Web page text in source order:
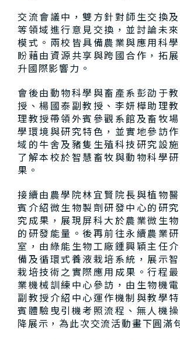
交流會議中，雙方針對師生交換
等領域進行意見交換，並討論未
模式。兩校皆具備農業與應用科
盼藉由資源共享與跨國合作，拓
升國際影響力。
會後由動物科學與畜產系彭劭于
授、楊國泰副教授、李妍樺助理
理教授帶領外賓參觀系館及畜牧
學環境與研究特色，並實地參訪
域的牛舍及豬隻生殖科技研究設
了解本校於智慧畜牧與動物科學
果。
接續由農學院林宜賢院長與植物
賓介紹微生物製劑研發中心的研
究成果，展現屏科大於農業微生
的研發能量。後再前往永續農業
室，由綠能生物工廠鍾興穎主任
備及循環式養液栽培系統，展示
栽培技術之實際應用成果。行程
業機械訓練中心參訪，由生物機
副教授介紹中心運作機制與教學
賓體驗曳引機考照流程、無人機
降展示，為此次交流活動畫下圓滿